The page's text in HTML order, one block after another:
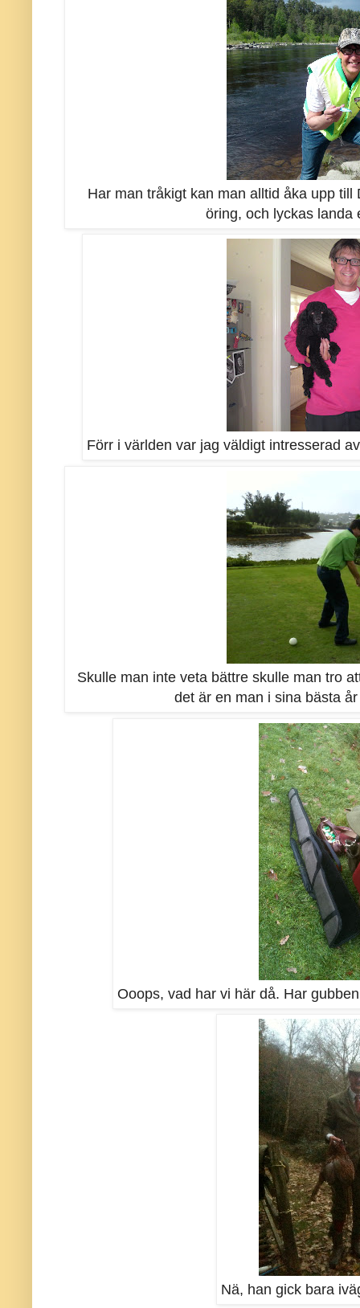
Har man tråkigt kan man alltid åka upp
öring, och lyckas
Förr i världen var jag väldigt intresserad
Skulle man inte veta bättre skulle man tro
det är en man i sina bästa
Ooops, vad har vi här då. Har
Nä, han gick bara